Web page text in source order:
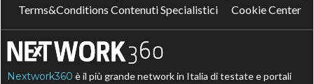
Terms&Conditions Contenuti Specialistici
Cookie Center
Nextwork360 è il più grande network in Italia di testate e portali